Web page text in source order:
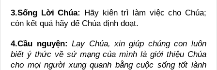
3.Sống Lời Chúa: Hãy kiên trì làm việc cho Chúa;
còn kết quả hãy để Chúa định đoạt.
4.Cầu nguyện:Lạy Chúa, xin giúp chúng con luôn
biết ý thức về sứ mạng của mình là giới thiệu Chúa
cho mọi người xung quanh bằng cuộc sống tốt lành